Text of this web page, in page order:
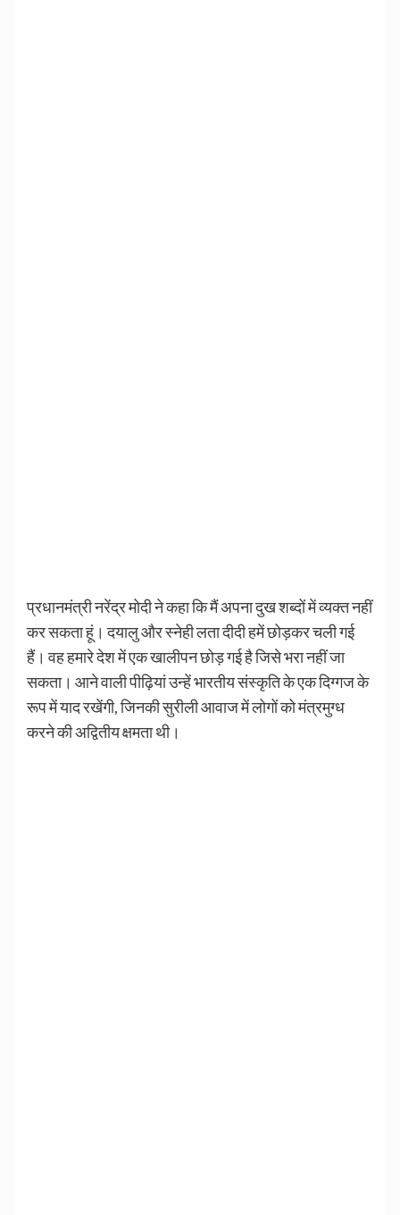
प्रधानमंत्री नरेंद्र मोदी ने कहा कि मैं अपना दुख शब्दों में व्यक्त नहीं
कर सकता हूं। दयालु और स्नेही लता दीदी हमें छोड़कर चली गई
हैं। वह हमारे देश में एक खालीपन छोड़ गई है जिसे भरा नहीं जा
सकता। आने वाली पीढ़ियां उन्हें भारतीय संस्कृति के एक दिग्गज के
रूप में याद रखेंगी, जिनकी सुरीली आवाज में लोगों को मंत्रमुग्ध
करने की अद्वितीय क्षमता थी।